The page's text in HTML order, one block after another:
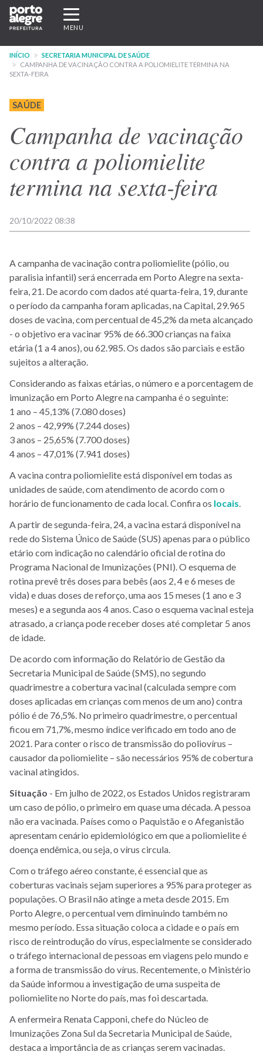
Pular
para
conteúdo
principal
Expandir/recolher
navegação
MENU
INÍCIO
SECRETARIA MUNICIPAL DE SAÚDE
CAMPANHA DE VACINAÇÃO CONTRA A POLIOMIELITE TERMINA NA
SEXTA-FEIRA
SAÚDE
Campanha de vacinação
contra a poliomielite
termina na sexta-feira
20/10/2022 08:38
A campanha de vacinação contra poliomielite (pólio, ou
paralisia infantil) será encerrada em Porto Alegre na sexta-
feira, 21. De acordo com dados até quarta-feira, 19, durante
o período da campanha foram aplicadas, na Capital, 29.965
doses de vacina, com percentual de 45,2% da meta alcançado
- o objetivo era vacinar 95% de 66.300 crianças na faixa
etária (1 a 4 anos), ou 62.985. Os dados são parciais e estão
sujeitos a alteração.
Considerando as faixas etárias, o número e a porcentagem de
imunização em Porto Alegre na campanha é o seguinte:
1 ano – 45,13% (7.080 doses)
2 anos – 42,99% (7.244 doses)
3 anos – 25,65% (7.700 doses)
4 anos – 47,01% (7.941 doses)
A vacina contra poliomielite está disponível em todas as
unidades de saúde, com atendimento de acordo com o
horário de funcionamento de cada local. Confira os locais
A partir de segunda-feira, 24, a vacina estará disponível na
rede do Sistema Único de Saúde (SUS) apenas para o público
etário com indicação no calendário oficial de rotina do
Programa Nacional de Imunizações (PNI). O esquema de
rotina prevê três doses para bebês (aos 2, 4 e 6 meses de
vida) e duas doses de reforço, uma aos 15 meses (1 ano e 3
meses) e a segunda aos 4 anos. Caso o esquema vacinal esteja
atrasado, a criança pode receber doses até completar 5 anos
de idade.
De acordo com informação do Relatório de Gestão da
Secretaria Municipal de Saúde (SMS), no segundo
quadrimestre a cobertura vacinal (calculada sempre com
doses aplicadas em crianças com menos de um ano) contra
pólio é de 76,5%. No primeiro quadrimestre, o percentual
ficou em 71,7%, mesmo índice verificado em todo ano de
2021. Para conter o risco de transmissão do poliovírus –
causador da poliomielite – são necessários 95% de cobertura
vacinal atingidos.
Situação - Em julho de 2022, os Estados Unidos registraram
um caso de pólio, o primeiro em quase uma década. A pessoa
não era vacinada. Países como o Paquistão e o Afeganistão
apresentam cenário epidemiológico em que a poliomielite é
doença endêmica, ou seja, o vírus circula.
Com o tráfego aéreo constante, é essencial que as
coberturas vacinais sejam superiores a 95% para proteger as
populações. O Brasil não atinge a meta desde 2015. Em
Porto Alegre, o percentual vem diminuindo também no
mesmo período. Essa situação coloca a cidade e o país em
risco de reintrodução do vírus, especialmente se considerado
o tráfego internacional de pessoas em viagens pelo mundo e
a forma de transmissão do vírus. Recentemente, o Ministério
da Saúde informou a investigação de uma suspeita de
poliomielite no Norte do país, mas foi descartada.
A enfermeira Renata Capponi, chefe do Núcleo de
Imunizações Zona Sul da Secretaria Municipal de Saúde,
destaca a importância de as crianças serem vacinadas.